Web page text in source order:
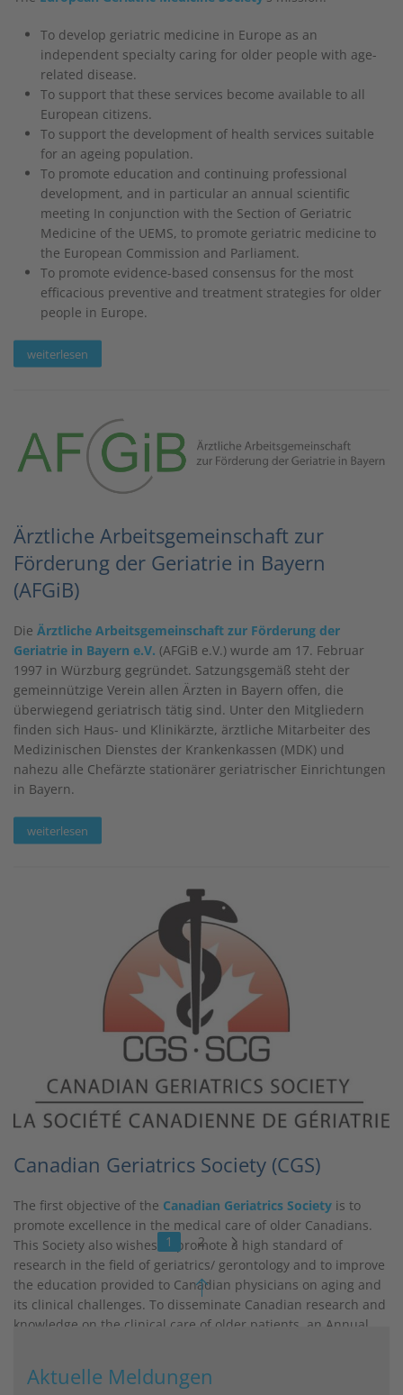
To develop geriatric medicine in Europe as an
independent specialty caring for older people with age-
related disease.
To support that these services become available to all
European citizens.
To support the development of health services suitable
for an ageing population.
To promote education and continuing professional
development, and in particular an annual scientific
meeting In conjunction with the Section of Geriatric
Medicine of the UEMS, to promote geriatric medicine to
the European Commission and Parliament.
To promote evidence-based consensus for the most
efficacious preventive and treatment strategies for older
people in Europe.
weiterlesen
Ärztliche Arbeitsgemeinschaft zur
Förderung der Geriatrie in Bayern
(AFGiB)
Die Ärztliche Arbeitsgemeinschaft zur Förderung der
Geriatrie in Bayern e.V. (AFGiB e.V.) wurde am 17. Februar
1997 in Würzburg gegründet. Satzungsgemäß steht der
gemeinnützige Verein allen Ärzten in Bayern offen, die
überwiegend geriatrisch tätig sind. Unter den Mitgliedern
finden sich Haus- und Klinikärzte, ärztliche Mitarbeiter des
Medizinischen Dienstes der Krankenkassen (MDK) und
nahezu alle Chefärzte stationärer geriatrischer Einrichtungen
in Bayern.
weiterlesen
Canadian Geriatrics Society (CGS)
The first objective of the Canadian Geriatrics Society is to
promote excellence in the medical care of older Canadians.
This Society also wishes to promote a high standard of
research in the field of geriatrics/ gerontology and to improve
the education provided to Canadian physicians on aging and
its clinical challenges. To disseminate Canadian research and
knowledge on the clinical care of older patients, an Annual
Geriatrics Society” is the official publication of the CGS.
1 2
Aktuelle Meldungen